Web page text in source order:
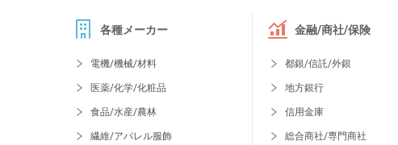
各種メーカー
電機/機械/材料
医薬/化学/化粧品
食品/水産/農林
繊維/アパレル服飾
金融/商社/保険
都銀/信託/外銀
地方銀行
信用金庫
総合商社/専門商社